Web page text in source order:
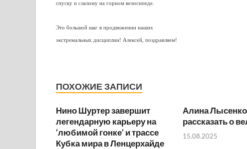
спуску и слалому на горном велосипеде.
Это большой шаг в продвижении наших
экстремальных дисциплин! Алексей, поздравляем!
ПОХОЖИЕ ЗАПИСИ
Нино Шуртер завершит
легендарную карьеру на
‘любимой гонке’ и трассе
Кубка мира в Ленцерхайде
Алина
рассказать о
15.08.2025